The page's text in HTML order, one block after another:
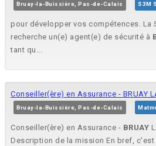
Bruay-la-Buissière, Pas-de-Calais S3M
pour développer vos compétences. La
recherche un(e) agent(e) de sécurité à
tant qu...
Conseiller(ère) en Assurance - BRUAY
Bruay-la-Buissière, Pas-de-Calais
Conseiller(ère) en Assurance - BRUAY
Description de la mission En bref,